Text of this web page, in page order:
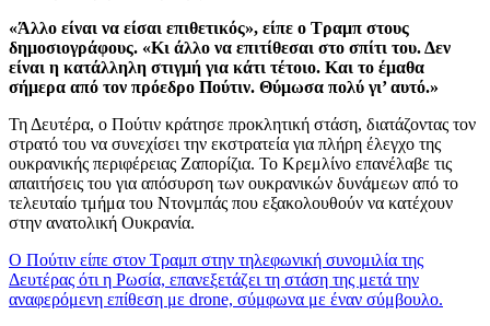
«Άλλο είναι να είσαι επιθετικός», είπε ο Τραμπ στους
δημοσιογράφους. «Κι άλλο να επιτίθεσαι στο σπίτι του. Δεν
είναι η κατάλληλη στιγμή για κάτι τέτοιο. Και το έμαθα
σήμερα από τον πρόεδρο Πούτιν. Θύμωσα πολύ γι’ αυτό.»
Τη Δευτέρα, ο Πούτιν κράτησε προκλητική στάση, διατάζοντας τον
στρατό του να συνεχίσει την εκστρατεία για πλήρη έλεγχο της
ουκρανικής περιφέρειας Ζαπορίζια. Το Κρεμλίνο επανέλαβε τις
απαιτήσεις του για απόσυρση των ουκρανικών δυνάμεων από το
τελευταίο τμήμα του Ντονμπάς που εξακολουθούν να κατέχουν
στην ανατολική Ουκρανία.
Ο Πούτιν είπε στον Τραμπ στην τηλεφωνική συνομιλία της
Δευτέρας ότι η Ρωσία, επανεξετάζει τη στάση της μετά την
αναφερόμενη επίθεση με drone, σύμφωνα με έναν σύμβουλο.